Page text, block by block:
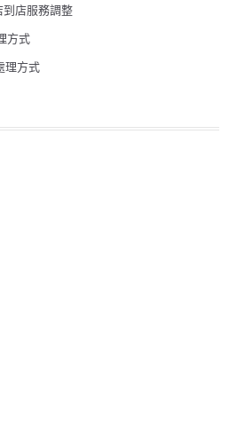
到店服務調整
方式
理方式